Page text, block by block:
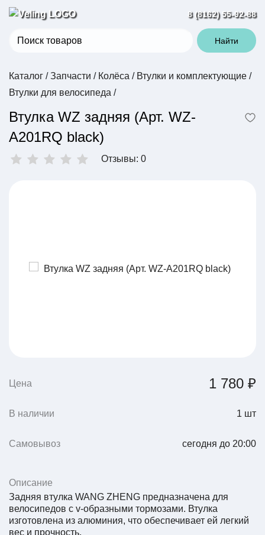
8 (8162) 55-92-88
Найти
Каталог / Запчасти / Колёса / Втулки и комплектующие /
Втулки для велосипеда /
Втулка WZ задняя (Арт. WZ-
A201RQ black)
Отзывы: 0
Цена 1 780 ₽
В наличии 1 шт
Самовывоз сегодня до 20:00
Описание
Задняя втулка WANG ZHENG предназначена для
велосипедов с v-образными тормозами. Втулка
изготовлена из алюминия, что обеспечивает ей легкий
вес и прочность.